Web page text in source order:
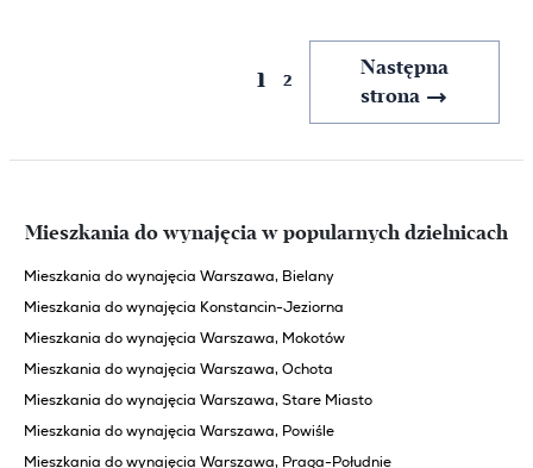
1 2
Następna
strona
Mieszkania do wynajęcia w popularnych dzielnicach
Mieszkania do wynajęcia Warszawa, Bielany
Mieszkania do wynajęcia Konstancin-Jeziorna
Mieszkania do wynajęcia Warszawa, Mokotów
Mieszkania do wynajęcia Warszawa, Ochota
Mieszkania do wynajęcia Warszawa, Stare Miasto
Mieszkania do wynajęcia Warszawa, Powiśle
Mieszkania do wynajęcia Warszawa, Praga-Południe